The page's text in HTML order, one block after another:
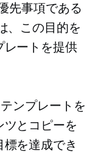
先事項である
、この目的を
レートを提供
テンプレートを
とコピーを
を達成でき